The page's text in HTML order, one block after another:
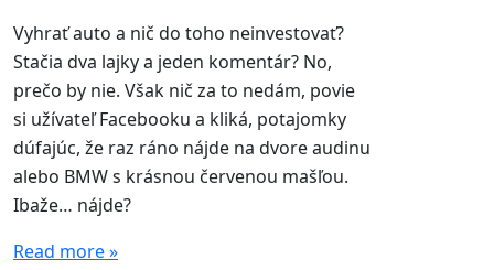
Vyhrať auto a nič do toho neinvestovať?
Stačia dva lajky a jeden komentár? No,
prečo by nie. Však nič za to nedám, povie
si užívateľ Facebooku a kliká, potajomky
dúfajúc, že raz ráno nájde na dvore audinu
alebo BMW s krásnou červenou mašľou.
Ibaže… nájde?
Read more »